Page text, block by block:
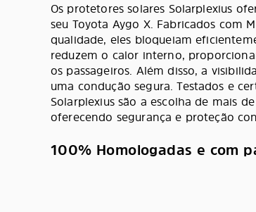
Os protetores solares Solarplexius
seu Toyota Aygo X. Fabricados com
qualidade, eles bloqueiam
reduzem o calor interno,
os passageiros. Além disso, a
uma condução segura. Testados e
Solarplexius são a escolha de mais
oferecendo segurança e proteção
100% Homologadas e com